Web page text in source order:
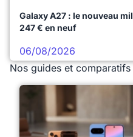
Galaxy A27 : le nouveau
247 € en neuf
06/08/2026
Nos guides et comparatifs